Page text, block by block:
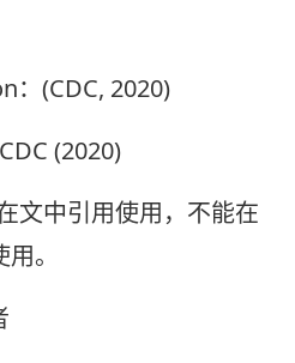
：(CDC, 2020)
(2020)
文中引用使用，不能在
。